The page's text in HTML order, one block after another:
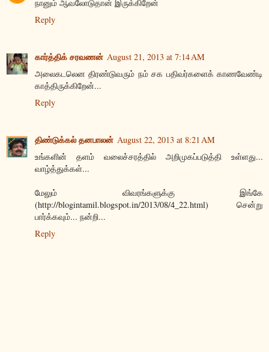
நானும் ஆவலோடுதான் இருக்கிறேன்
Reply
கார்த்திக் சரவணன் August 21, 2013 at 7:14 AM
அலைகடலென திரண்டுவரும் நம் சக பதிவர்களைக் காணவேண்டி
காத்திருக்கிறேன்...
Reply
திண்டுக்கல் தனபாலன் August 22, 2013 at 8:21 AM
உங்களின் தளம் வலைச்சரத்தில் அறிமுகப்படுத்தி உள்ளது...
வாழ்த்துக்கள்...
மேலும் விவரங்களுக்கு இங்கே
(http://blogintamil.blogspot.in/2013/08/4_22.html) சென்று
பார்க்கவும்... நன்றி...
Reply